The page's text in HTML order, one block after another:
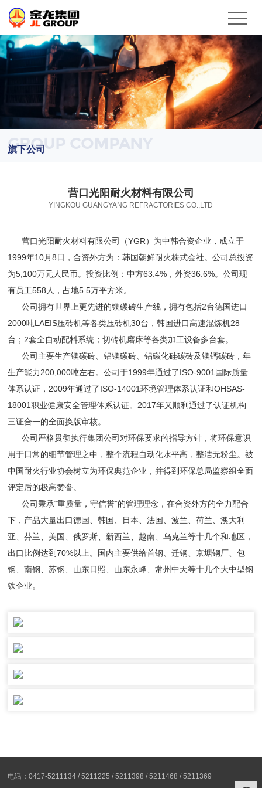
GROUP COMPANY
旗下公司
营口光阳耐火材料有限公司
YINGKOU GUANGYANG REFRACTORIES CO.,LTD
营口光阳耐火材料有限公司（YGR）为中韩合资企业，成立于
1999年10月8日，合资外方为：韩国朝鲜耐火株式会社。公司总投资
为5,100万元人民币。投资比例：中方63.4%，外资36.6%。公司现
有员工558人，占地5.5万平方米。
公司拥有世界上更先进的镁碳砖生产线，拥有包括2台德国进口
2000吨LAEIS压砖机等各类压砖机30台，韩国进口高速混炼机28
台；2套全自动配料系统；切砖机磨床等各类加工设备多台套。
公司主要生产镁碳砖、铝镁碳砖、铝碳化硅碳砖及镁钙碳砖，年
生产能力200,000吨左右。公司于1999年通过了ISO-9001国际质量
体系认证，2009年通过了ISO-14001环境管理体系认证和OHSAS-
18001职业健康安全管理体系认证。2017年又顺利通过了认证机构
三证合一的全面换版审核。
公司严格贯彻执行集团公司对环保要求的指导方针，将环保意识
用于日常的细节管理之中，整个流程自动化水平高，整洁无粉尘。被
中国耐火行业协会树立为环保典范企业，并得到环保总局监察组全面
评定后的极高赞誉。
公司秉承“重质量，守信誉”的管理理念，在合资外方的全力配合
下，产品大量出口德国、韩国、日本、法国、波兰、荷兰、澳大利
亚、芬兰、美国、俄罗斯、新西兰、越南、乌克兰等十几个和地区，
出口比例达到70%以上。国内主要供给首钢、迁钢、京塘钢厂、包
钢、南钢、苏钢、山东日照、山东永峰、常州中天等十几个大中型钢
铁企业。
电话：0417-5211134 / 5211225 / 5211398 / 5211468 / 5211369